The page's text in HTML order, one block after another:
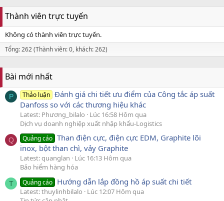
Thành viên trực tuyến
Không có thành viên trực tuyến.
Tổng: 262 (Thành viên: 0, khách: 262)
Bài mới nhất
P Thảo luận Đánh giá chi tiết ưu điểm của Công tắc áp suất
Danfoss so với các thương hiệu khác
Latest: Phương_bilalo
Lúc 16:58 Hôm qua
Dịch vụ doanh nghiệp xuất nhập khẩu-Logistics
Q Quảng cáo Than điện cực, điện cực EDM, Graphite lõi
inox, bột than chì, vảy Graphite
Latest: quanglan
Lúc 16:13 Hôm qua
Bảo hiểm hàng hóa
T Quảng cáo Hướng dẫn lắp đồng hồ áp suất chi tiết
Latest: thuylinhbilalo
Lúc 12:07 Hôm qua